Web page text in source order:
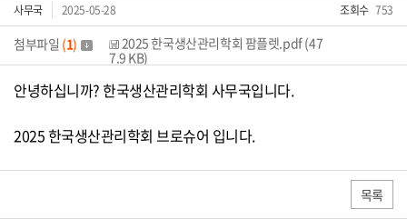
사무국 2025-05-28 조회수 753
첨부파일 (1)
2025 한국생산관리학회 팜플렛.pdf (47
7.9 KB)
안녕하십니까? 한국생산관리학회 사무국입니다.
2025 한국생산관리학회 브로슈어 입니다.
목록